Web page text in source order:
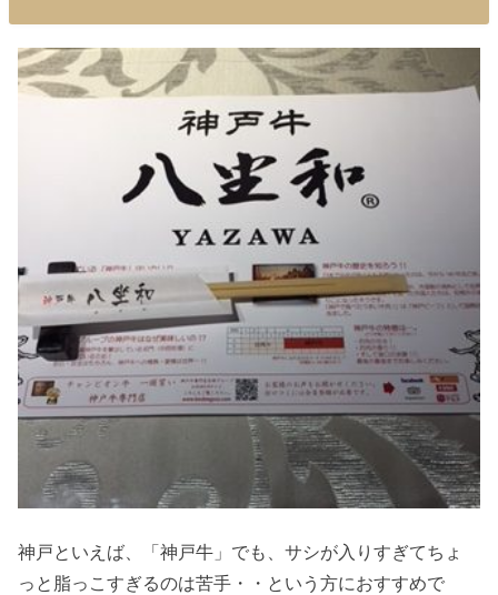
神戸といえば、「神戸牛」でも、サシが入りすぎてちょ
っと脂っこすぎるのは苦手・・という方におすすめで